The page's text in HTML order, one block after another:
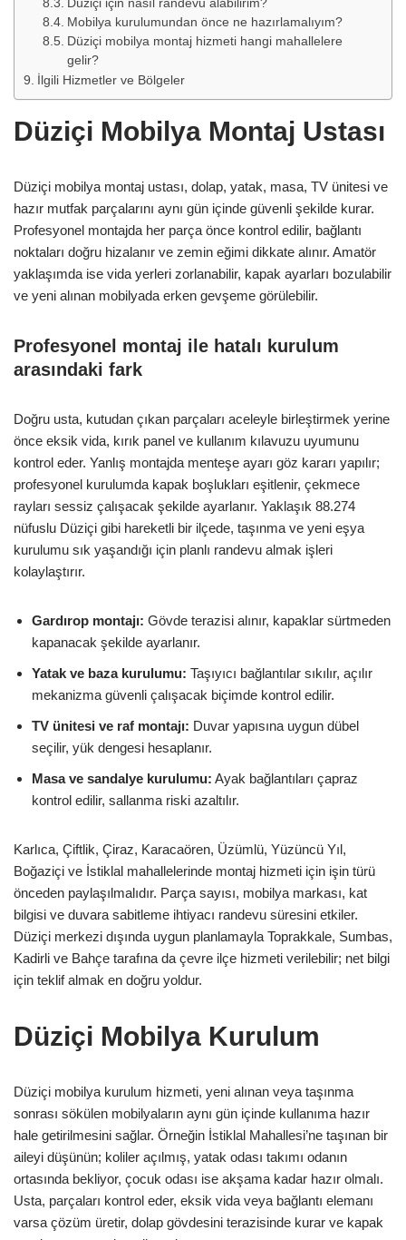
Düziçi için nasıl randevu alabilirim?
Mobilya kurulumundan önce ne hazırlamalıyım?
Düziçi mobilya montaj hizmeti hangi mahallelere
gelir?
İlgili Hizmetler ve Bölgeler
Düziçi Mobilya Montaj Ustası
Düziçi mobilya montaj ustası, dolap, yatak, masa, TV ünitesi ve
hazır mutfak parçalarını aynı gün içinde güvenli şekilde kurar.
Profesyonel montajda her parça önce kontrol edilir, bağlantı
noktaları doğru hizalanır ve zemin eğimi dikkate alınır. Amatör
yaklaşımda ise vida yerleri zorlanabilir, kapak ayarları bozulabilir
ve yeni alınan mobilyada erken gevşeme görülebilir.
Profesyonel montaj ile hatalı kurulum
arasındaki fark
Doğru usta, kutudan çıkan parçaları aceleyle birleştirmek yerine
önce eksik vida, kırık panel ve kullanım kılavuzu uyumunu
kontrol eder. Yanlış montajda menteşe ayarı göz kararı yapılır;
profesyonel kurulumda kapak boşlukları eşitlenir, çekmece
rayları sessiz çalışacak şekilde ayarlanır. Yaklaşık 88.274
nüfuslu Düziçi gibi hareketli bir ilçede, taşınma ve yeni eşya
kurulumu sık yaşandığı için planlı randevu almak işleri
kolaylaştırır.
Gardırop montajı: Gövde terazisi alınır, kapaklar sürtmeden
kapanacak şekilde ayarlanır.
Yatak ve baza kurulumu: Taşıyıcı bağlantılar sıkılır, açılır
mekanizma güvenli çalışacak biçimde kontrol edilir.
TV ünitesi ve raf montajı: Duvar yapısına uygun dübel
seçilir, yük dengesi hesaplanır.
Masa ve sandalye kurulumu: Ayak bağlantıları çapraz
kontrol edilir, sallanma riski azaltılır.
Karlıca, Çiftlik, Çiraz, Karacaören, Üzümlü, Yüzüncü Yıl,
Boğaziçi ve İstiklal mahallelerinde montaj hizmeti için işin türü
önceden paylaşılmalıdır. Parça sayısı, mobilya markası, kat
bilgisi ve duvara sabitleme ihtiyacı randevu süresini etkiler.
Düziçi merkezi dışında uygun planlamayla Toprakkale, Sumbas,
Kadirli ve Bahçe tarafına da çevre ilçe hizmeti verilebilir; net bilgi
için teklif almak en doğru yoldur.
Düziçi Mobilya Kurulum
Düziçi mobilya kurulum hizmeti, yeni alınan veya taşınma
sonrası sökülen mobilyaların aynı gün içinde kullanıma hazır
hale getirilmesini sağlar. Örneğin İstiklal Mahallesi’ne taşınan bir
aileyi düşünün; koliler açılmış, yatak odası takımı odanın
ortasında bekliyor, çocuk odası ise akşama kadar hazır olmalı.
Usta, parçaları kontrol eder, eksik vida veya bağlantı elemanı
varsa çözüm üretir, dolap gövdesini terazisinde kurar ve kapak